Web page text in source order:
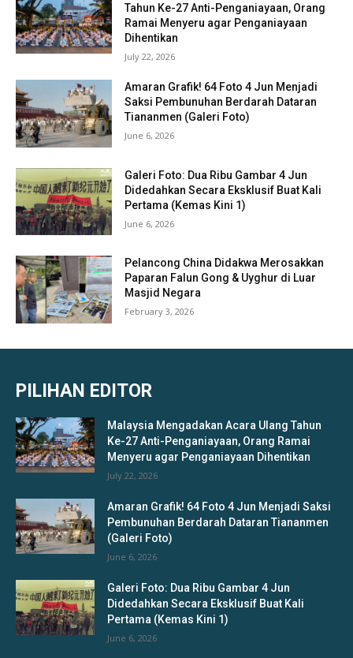
Tahun Ke-27 Anti-Penganiayaan, Orang
Ramai Menyeru agar Penganiayaan
Dihentikan
July 22, 2026
Amaran Grafik! 64 Foto 4 Jun Menjadi
Saksi Pembunuhan Berdarah Dataran
Tiananmen (Galeri Foto)
June 6, 2026
Galeri Foto: Dua Ribu Gambar 4 Jun
Didedahkan Secara Eksklusif Buat Kali
Pertama (Kemas Kini 1)
June 6, 2026
Pelancong China Didakwa Merosakkan
Paparan Falun Gong & Uyghur di Luar
Masjid Negara
February 3, 2026
PILIHAN EDITOR
Malaysia Mengadakan Acara Ulang Tahun
Ke-27 Anti-Penganiayaan, Orang Ramai
Menyeru agar Penganiayaan Dihentikan
July 22, 2026
Amaran Grafik! 64 Foto 4 Jun Menjadi Saksi
Pembunuhan Berdarah Dataran Tiananmen
(Galeri Foto)
June 6, 2026
Galeri Foto: Dua Ribu Gambar 4 Jun
Didedahkan Secara Eksklusif Buat Kali
Pertama (Kemas Kini 1)
June 6, 2026